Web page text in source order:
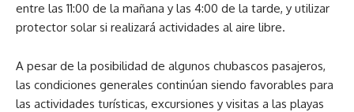
entre las 11:00 de la mañana y las 4:00 de la tarde, y utilizar
protector solar si realizará actividades al aire libre.
A pesar de la posibilidad de algunos chubascos pasajeros,
las condiciones generales continúan siendo favorables para
las actividades turísticas, excursiones y visitas a las playas